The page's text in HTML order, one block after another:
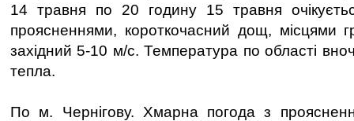
14 травня по 20 годину 15 травня
проясненнями, короткочасний дощ, місцями
західний 5-10 м/с. Температура по області
тепла.
По м. Чернігову. Хмарна погода з